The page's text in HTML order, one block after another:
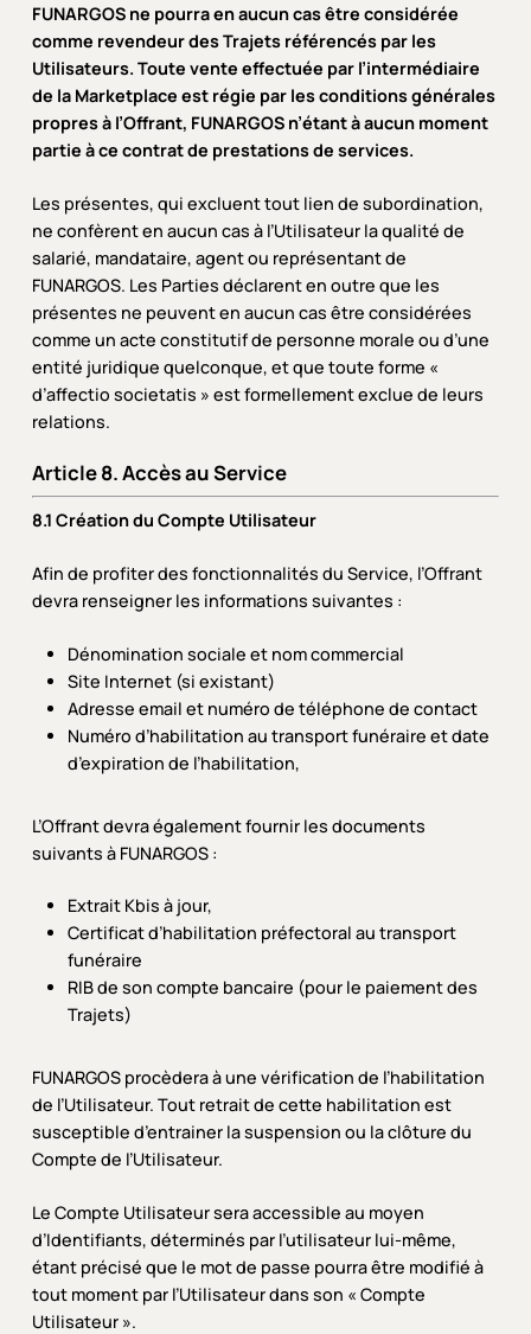
FUNARGOS ne pourra en aucun cas être considérée
comme revendeur des Trajets référencés par les
Utilisateurs. Toute vente effectuée par l’intermédiaire
de la Marketplace est régie par les conditions générales
propres à l’Offrant, FUNARGOS n’étant à aucun moment
partie à ce contrat de prestations de services.
Les présentes, qui excluent tout lien de subordination,
ne confèrent en aucun cas à l’Utilisateur la qualité de
salarié, mandataire, agent ou représentant de
FUNARGOS. Les Parties déclarent en outre que les
présentes ne peuvent en aucun cas être considérées
comme un acte constitutif de personne morale ou d’une
entité juridique quelconque, et que toute forme «
d’affectio societatis » est formellement exclue de leurs
relations.
Article 8. Accès au Service
8.1 Création du Compte Utilisateur
Afin de profiter des fonctionnalités du Service, l’Offrant
devra renseigner les informations suivantes :
Dénomination sociale et nom commercial
Site Internet (si existant)
Adresse email et numéro de téléphone de contact
Numéro d’habilitation au transport funéraire et date
d’expiration de l’habilitation,
L’Offrant devra également fournir les documents
suivants à FUNARGOS :
Extrait Kbis à jour,
Certificat d’habilitation préfectoral au transport
funéraire
RIB de son compte bancaire (pour le paiement des
Trajets)
FUNARGOS procèdera à une vérification de l’habilitation
de l’Utilisateur. Tout retrait de cette habilitation est
susceptible d’entrainer la suspension ou la clôture du
Compte de l’Utilisateur.
Le Compte Utilisateur sera accessible au moyen
d’Identifiants, déterminés par l’utilisateur lui-même,
étant précisé que le mot de passe pourra être modifié à
tout moment par l’Utilisateur dans son « Compte
Utilisateur ».